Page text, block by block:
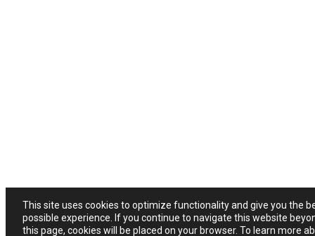
This site uses cookies to optimize functionality and give you the
possible experience. If you continue to navigate this website
this page, cookies will be placed on your browser. To learn more